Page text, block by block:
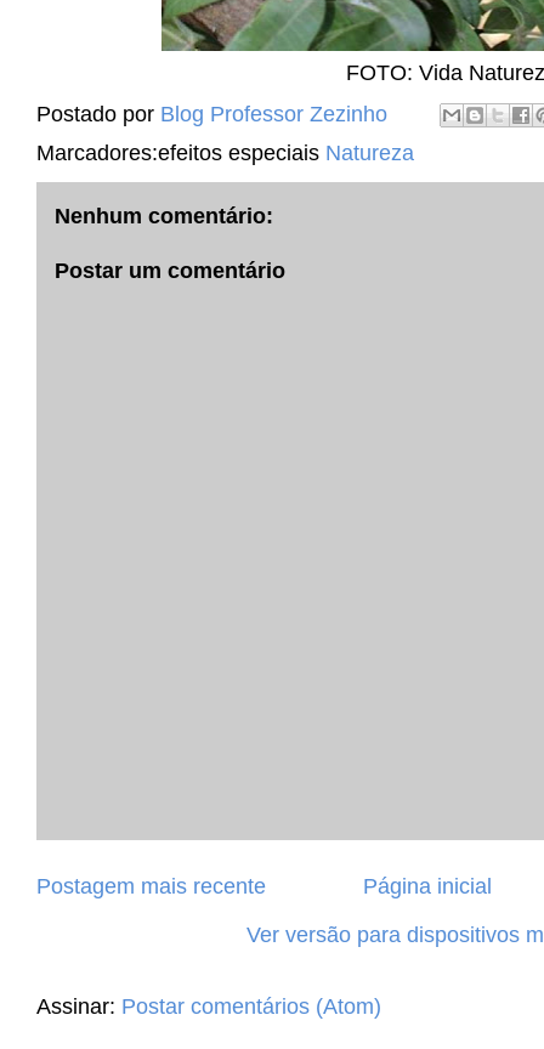
FOTO: Vida
Postado por Blog Professor Zezinho
Marcadores:efeitos especiais Natureza
Nenhum comentário:
Postar um comentário
Postagem mais recente
Página inicial
Ver versão para dispositivos
Assinar: Postar comentários (Atom)